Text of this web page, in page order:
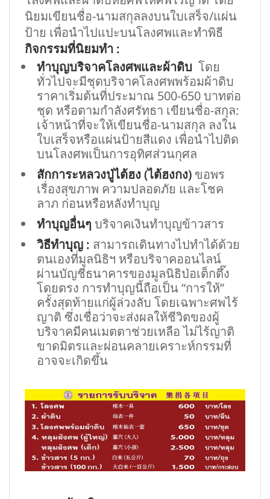
นิยมเขียนชื่อ-นามสกุลลงบนใบเสร็จ/แผ่น
ป้าย เพื่อนำไปแปะบนโลงศพและทำพิธี
กิจกรรมที่นิยมทำ :
ทำบุญบริจาคโลงศพและผ้าดิบ โดย
ทั่วไปจะมีชุดบริจาคโลงศพพร้อมผ้าดิบ
ราคาเริ่มต้นที่ประมาณ 500-650 บาทต่อ
ชุด หรือตามกำลังศรัทธา เขียนชื่อ-สกุล:
เจ้าหน้าที่จะให้เขียนชื่อ-นามสกุล ลงใน
ใบเสร็จหรือแผ่นป้ายสีแดง เพื่อนำไปติด
บนโลงศพเป็นการอุทิศส่วนกุศล
สักการะหลวงปู่ไต้ฮง (ไต้ฮงกง) ขอพร
เรื่องสุขภาพ ความปลอดภัย และโชค
ลาภ ก่อนหรือหลังทำบุญ
ทำบุญอื่นๆ บริจาคเงินทำบุญข้าวสาร
วิธีทำบุญ : สามารถเดินทางไปทำได้ด้วย
ตนเองที่มูลนิธิฯ หรือบริจาคออนไลน์
ผ่านบัญชีธนาคารของมูลนิธิป่อเต็กตึ๊ง
โดยตรง การทำบุญนี้ถือเป็น “การให้”
ครั้งสุดท้ายแก่ผู้ล่วงลับ โดยเฉพาะศพไร้
ญาติ ซึ่งเชื่อว่าจะส่งผลให้ชีวิตของผู้
บริจาคมีคนเมตตาช่วยเหลือ ไม่ไร้ญาติ
ขาดมิตรและผ่อนคลายเคราะห์กรรมที่
อาจจะเกิดขึ้น